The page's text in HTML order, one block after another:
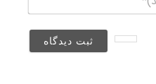
(منتشر